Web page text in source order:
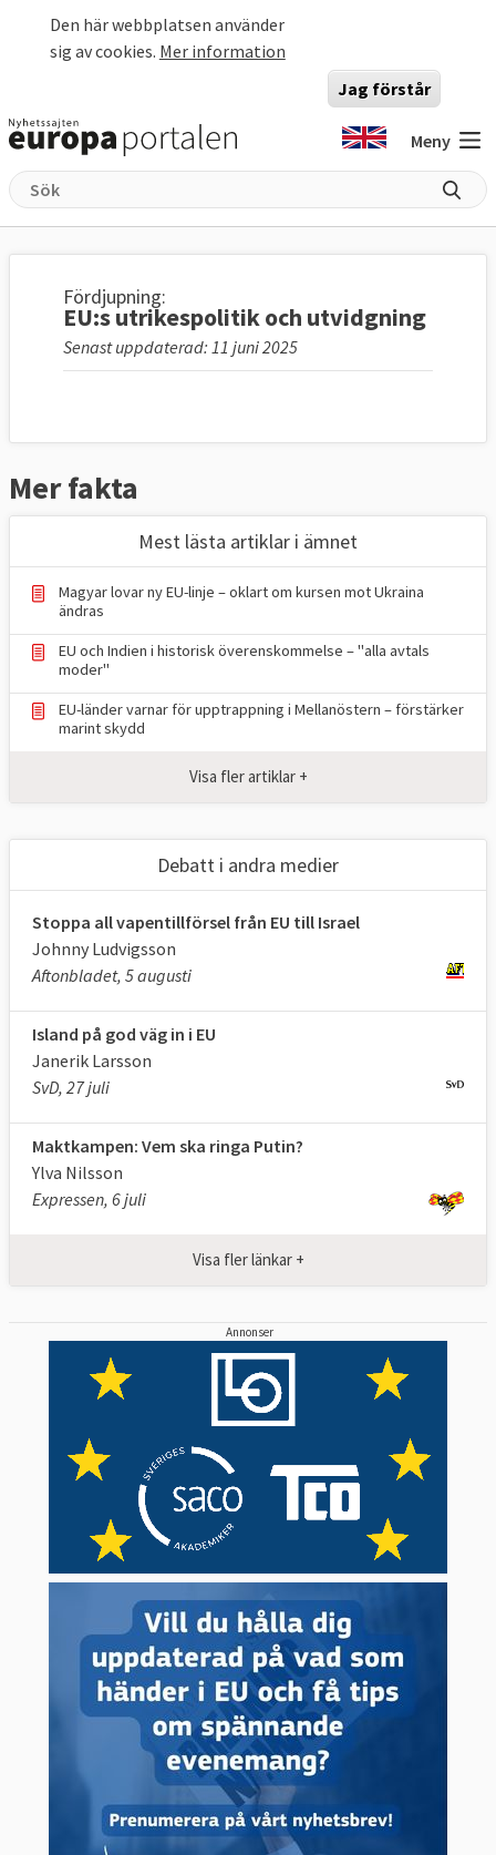
Den här webbplatsen använder
sig av cookies. Mer information
Jag förstår
Meny
Fördjupning:
EU:s utrikespolitik och utvidgning
Senast uppdaterad: 11 juni 2025
Mer fakta
Mest lästa artiklar i ämnet
Magyar lovar ny EU-linje – oklart om kursen mot Ukraina
ändras
EU och Indien i historisk överenskommelse – "alla avtals
moder"
EU-länder varnar för upptrappning i Mellanöstern – förstärker
marint skydd
Visa fler artiklar +
Debatt i andra medier
Stoppa all vapentillförsel från EU till Israel
Johnny Ludvigsson
Aftonbladet, 5 augusti
Island på god väg in i EU
Janerik Larsson
SvD, 27 juli
Maktkampen: Vem ska ringa Putin?
Ylva Nilsson
Expressen, 6 juli
Visa fler länkar +
Annonser